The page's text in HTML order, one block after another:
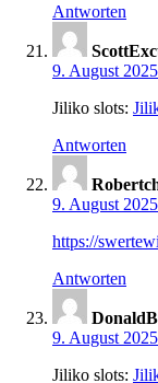
Antworten
9. August
Jiliko slots:
Antworten
9. August
https://
Antworten
9. August
Jiliko slots: